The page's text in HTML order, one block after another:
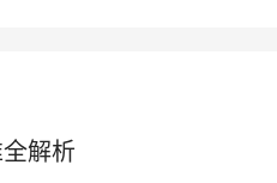
解析